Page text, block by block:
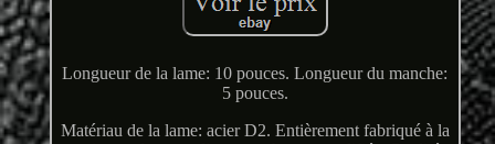
Longueur de la lame: 10 pouces. Longueur du manche:
5 pouces.
Matériau de la lame: acier D2. Entièrement fabriqué à la